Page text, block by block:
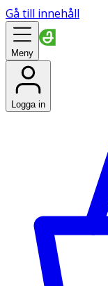
Gå till innehåll
Meny
Logga in